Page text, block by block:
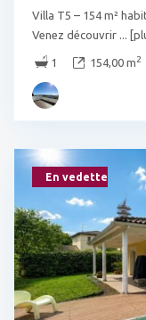
Villa T5 – 154 m²
Venez découvrir ...
1 154,00 m2
En vedette